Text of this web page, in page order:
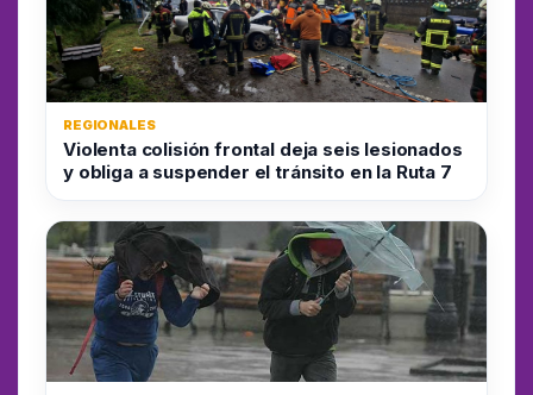
REGIONALES
Violenta colisión frontal deja seis lesionados
y obliga a suspender el tránsito en la Ruta 7